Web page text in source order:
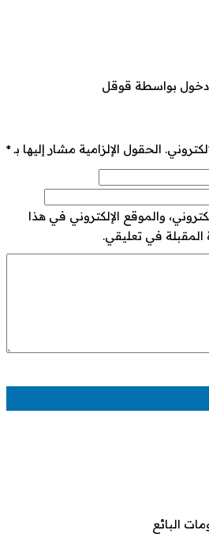
بواسطة قوقل
الحقول الإلزامية مشار إليها بـ*
والموقع الإلكتروني في هذا
المقبلة في تعليقي.
البائع